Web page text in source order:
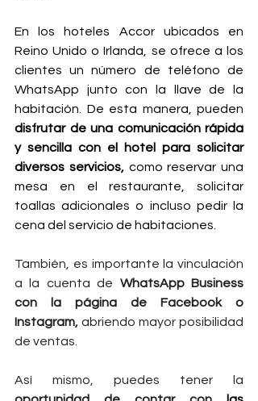
En los hoteles Accor ubicados en
Reino Unido o Irlanda, se ofrece a los
clientes un número de teléfono de
WhatsApp junto con la llave de la
disfrutar de una comunicación rápida
y sencilla con el hotel para solicitar
diversos servicios, como reservar una
mesa en el restaurante, solicitar
toallas adicionales o incluso pedir la
cena del servicio de habitaciones.
También, es importante la vinculación
a la cuenta de WhatsApp Business
con la página de Facebook o
Instagram, abriendo mayor posibilidad
de ventas.